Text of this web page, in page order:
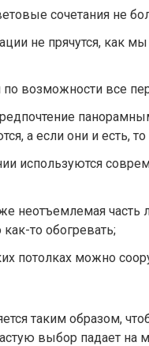
сочетания не
не прячутся, как
по возможности все
а если они и есть,
используются
неотъемлемая
то обогревать;
потолках можно
таким образом,
выбор падает